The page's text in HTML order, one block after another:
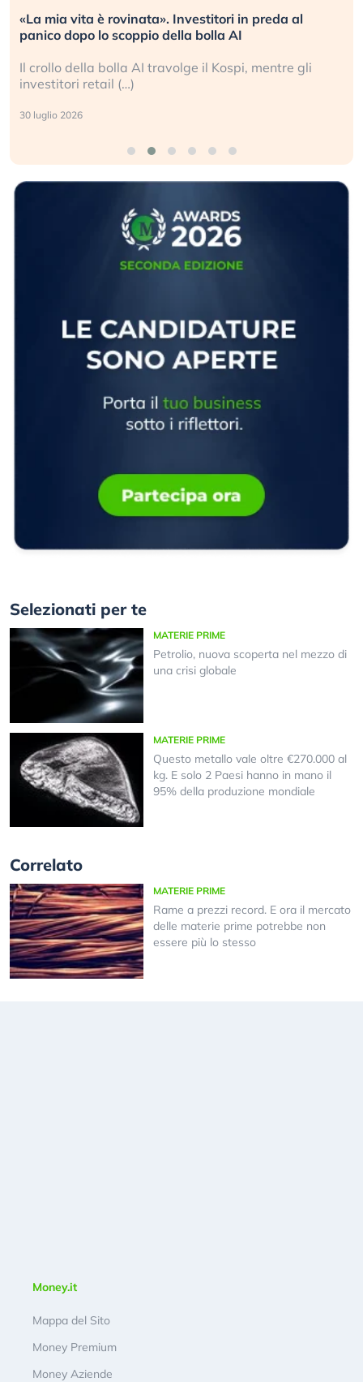
«La mia vita è rovinata». Investitori in preda al
panico dopo lo scoppio della bolla AI
Il crollo della bolla AI travolge il Kospi, mentre gli
investitori retail (…)
30 luglio 2026
Selezionati per te
MATERIE PRIME
Petrolio, nuova scoperta nel mezzo di
una crisi globale
MATERIE PRIME
Questo metallo vale oltre €270.000 al
kg. E solo 2 Paesi hanno in mano il
95% della produzione mondiale
Correlato
MATERIE PRIME
Rame a prezzi record. E ora il mercato
delle materie prime potrebbe non
essere più lo stesso
Money.it
Mappa del Sito
Money Premium
Money Aziende